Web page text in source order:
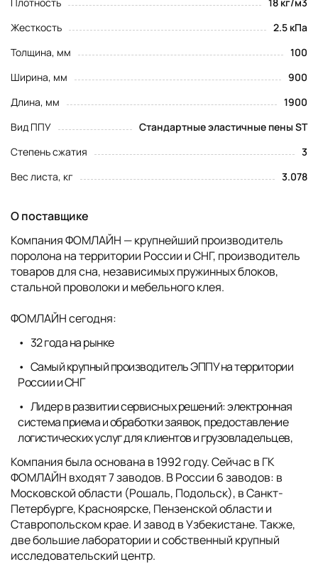
Жесткость
2.5 кПа
Толщина, мм
100
Ширина, мм
900
Длина, мм
1900
Вид ППУ
Стандартные эластичные пены ST
Степень сжатия
3
Вес листа, кг
3.078
О поставщике
Компания ФОМЛАЙН — крупнейший производитель
поролона на территории России и СНГ, производитель
товаров для сна, независимых пружинных блоков,
стальной проволоки и мебельного клея.
ФОМЛАЙН сегодня:
32 года на рынке
Самый крупный производитель ЭППУ на территории
России и СНГ
Лидер в развитии сервисных решений: электронная
система приема и обработки заявок, предоставление
логистических услуг для клиентов и грузовладельцев,
Компания была основана в 1992 году. Сейчас в ГК
ФОМЛАЙН входят 7 заводов. В России 6 заводов: в
Московской области (Рошаль, Подольск), в Санкт-
Петербурге, Красноярске, Пензенской области и
Ставропольском крае. И завод в Узбекистане. Также,
две большие лаборатории и собственный крупный
исследовательский центр.